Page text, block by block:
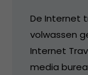
De Internet
volwassen
Internet
media